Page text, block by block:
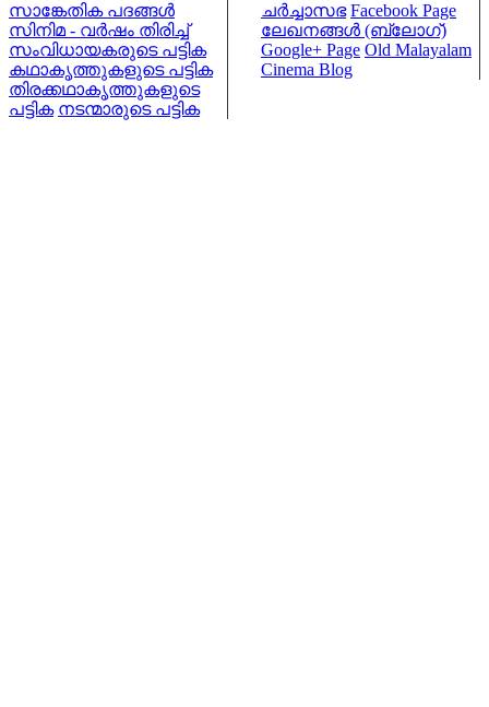
സാങ്കേതിക പദങ്ങള്‍
സിനിമ - വര്‍ഷം തിരിച്ച്
സംവിധായകരുടെ പട്ടിക
കഥാകൃത്തുകളുടെ പട്ടിക
തിരക്കഥാകൃത്തുകളുടെ
പട്ടിക നടന്മാരുടെ പട്ടിക
ചര്‍ച്ചാസഭ Facebook Page
ലേഖനങ്ങള്‍ (ബ്ലോഗ്)
Google+ Page Old Malayalam
Cinema Blog